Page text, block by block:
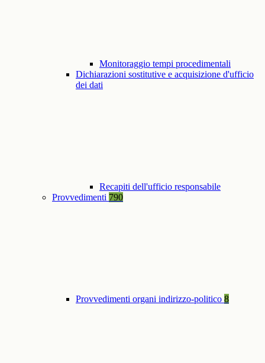
Monitoraggio tempi procedimentali
Dichiarazioni sostitutive e acquisizione d'ufficio
dei dati
Recapiti dell'ufficio responsabile
Provvedimenti 790
Provvedimenti organi indirizzo-politico 8